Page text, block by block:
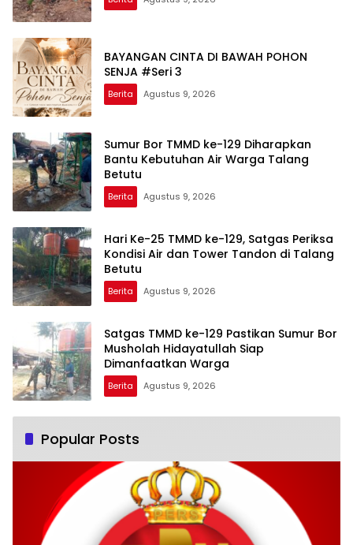
BAYANGAN CINTA DI BAWAH POHON
SENJA #Seri 3
Berita Agustus 9, 2026
Sumur Bor TMMD ke-129 Diharapkan
Bantu Kebutuhan Air Warga Talang
Betutu
Berita Agustus 9, 2026
Hari Ke-25 TMMD ke-129, Satgas Periksa
Kondisi Air dan Tower Tandon di Talang
Betutu
Berita Agustus 9, 2026
Satgas TMMD ke-129 Pastikan Sumur Bor
Musholah Hidayatullah Siap
Dimanfaatkan Warga
Berita Agustus 9, 2026
Popular Posts